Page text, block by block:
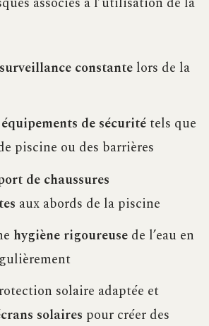
surveillance constantelors de la
équipements de sécuritétels que
piscine ou des barrières
de chaussures
aux abords de la piscine
hygiène rigoureusede l’eau en
solaire adaptée et
solaires pour créer des